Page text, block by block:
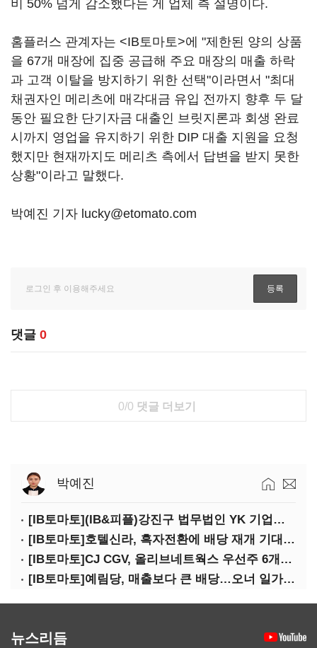
비 50% 넘게 감소했다는 게 업체 측 설명이다.
홈플러스 관계자는 <IB토마토>에 "제한된 양의 상품
을 67개 매장에 집중 공급해 주요 매장의 매출 하락
과 고객 이탈을 방지하기 위한 선택"이라면서 "최대
채권자인 메리츠에 매각대금 유입 전까지 향후 두 달
동안 필요한 단기자금 대출인 브릿지론과 회생 완료
시까지 영업을 유지하기 위한 DIP 대출 지원을 요청
했지만 현재까지도 메리츠 측에서 답변을 받지 못한
상황"이라고 말했다.
박예진 기자 lucky@etomato.com
댓글 0
0/0 댓글 더보기
박예진
[IB토마토](IB&피플)강진구 법무법인 YK 기업거버넌스센터 센터장
[IB토마토]호텔신라, 흑자전환에 배당 재개 기대감…삼성생명도 웃을까
[IB토마토]CJ CGV, 올리브네트웍스 우선주 6개월 만에 상환…왜?
[IB토마토]예림당, 매출보다 큰 배당…오너 일가에 절반 간다
뉴스리듬